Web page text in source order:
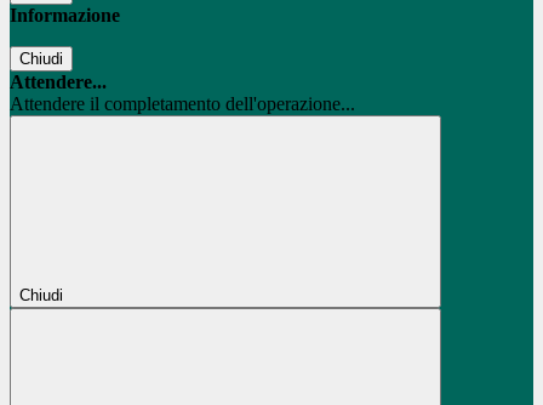
Informazione
Chiudi
Attendere...
Attendere il completamento dell'operazione...
Chiudi